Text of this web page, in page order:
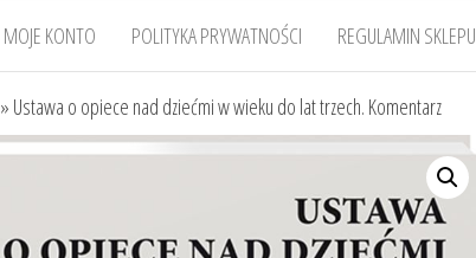
MOJE KONTO POLITYKA PRYWATNOŚCI REGULAMIN SKLEPU
» Ustawa o opiece nad dziećmi w wieku do lat trzech. Komentarz